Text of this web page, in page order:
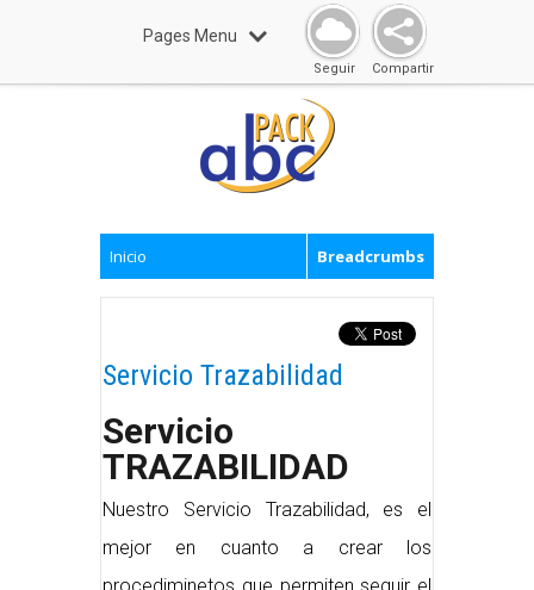
Pages Menu
Compartir
Seguir
Inicio Breadcrumbs
Servicio Trazabilidad
Servicio
TRAZABILIDAD
Nuestro Servicio Trazabilidad, es el
mejor en cuanto a crear los